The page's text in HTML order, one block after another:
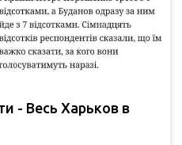
- Весь Харьков в